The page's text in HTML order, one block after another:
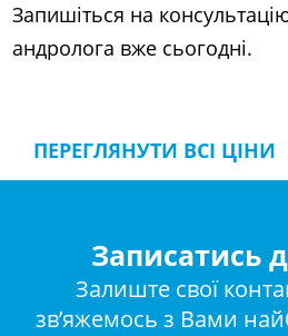
Запишіться на
андролога вже сьогодні.
ПЕРЕГЛЯНУТИ ВСІ ЦІНИ
Записатись
Залиште свої
зв’яжемось з Вами